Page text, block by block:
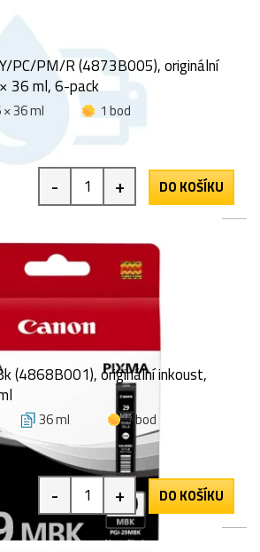
PC/PM/R (4873B005), originální
36 ml, 6-pack
× 36 ml
1 bod
- + DO KOŠÍKU
(4868B001), originální inkoust,
36 ml
1 bod
- + DO KOŠÍKU